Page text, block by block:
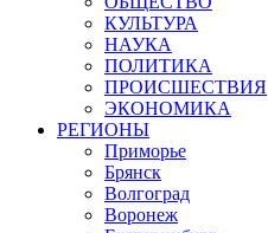
КУЛЬТУРА
НАУКА
ПОЛИТИКА
ПРОИСШЕСТВИЯ
ЭКОНОМИКА
РЕГИОНЫ
Приморье
Брянск
Волгоград
Воронеж